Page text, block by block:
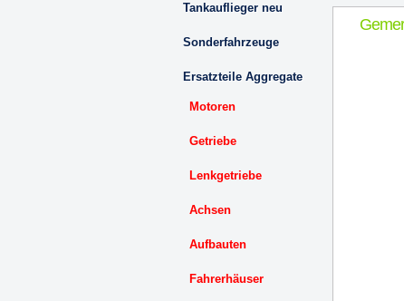
Tankauflieger neu
Sonderfahrzeuge
Ersatzteile Aggregate
Motoren
Getriebe
Lenkgetriebe
Achsen
Aufbauten
Fahrerhäuser